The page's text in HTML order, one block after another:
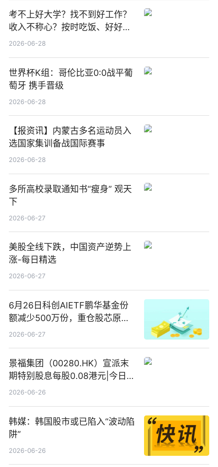
考不上好大学？找不到好工作？
收入不称心？按时吃饭、好好睡
觉
2026-06-28
世界杯K组：哥伦比亚0:0战平葡
萄牙 携手晋级
2026-06-28
【报资讯】内蒙古多名运动员入
选国家集训备战国际赛事
2026-06-28
多所高校录取通知书“瘦身” 观天
下
2026-06-27
美股全线下跌，中国资产逆势上
涨-每日精选
2026-06-27
6月26日科创AIETF鹏华基金份
额减少500万份，重仓股芯原股
份、寒武纪、澜起科技 观速讯
2026-06-27
景福集团（00280.HK）宣派末
期特别股息每股0.08港元|今日快
看
2026-06-26
韩媒：韩国股市或已陷入“波动陷
阱”
2026-06-26